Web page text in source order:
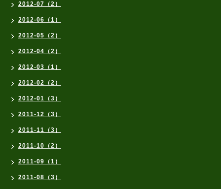
2012-07（2）
2012-06（1）
2012-05（2）
2012-04（2）
2012-03（1）
2012-02（2）
2012-01（3）
2011-12（3）
2011-11（3）
2011-10（2）
2011-09（1）
2011-08（3）